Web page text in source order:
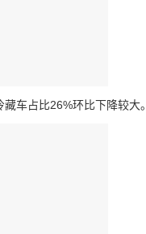
占比26%环比下降较大。